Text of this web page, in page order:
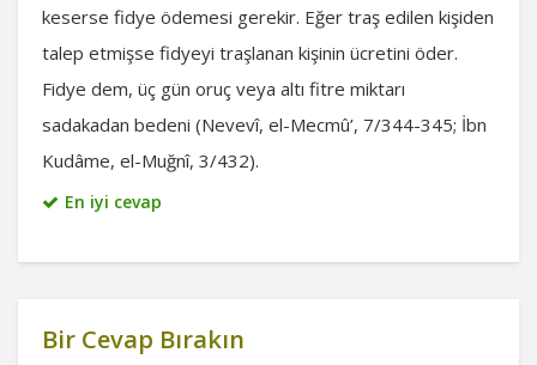
keserse fidye ödemesi gerekir. Eğer traş edilen kişiden
talep etmişse fidyeyi traşlanan kişinin ücretini öder.
Fidye dem, üç gün oruç veya altı fitre miktarı
sadakadan bedeni (Nevevî, el-Mecmû’, 7/344-345; İbn
Kudâme, el-Muğnî, 3/432).
En iyi cevap
Bir Cevap Bırakın